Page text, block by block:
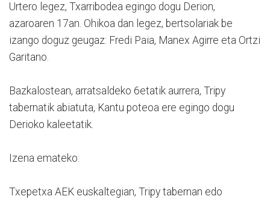
Urtero legez, Txarribodea egingo dogu Derion,
azaroaren 17an. Ohikoa dan legez, bertsolariak be
izango doguz geugaz: Fredi Paia, Manex Agirre eta Ortzi
Garitano.
Bazkalostean, arratsaldeko 6etatik aurrera, Tripy
tabernatik abiatuta, Kantu poteoa ere egingo dogu
Derioko kaleetatik.
Izena emateko:
Txepetxa AEK euskaltegian, Tripy tabernan edo